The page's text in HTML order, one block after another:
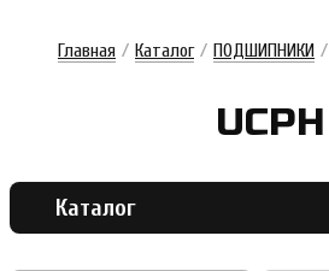
Главная / Каталог / ПОДШИПНИКИ /
UCPH
Каталог